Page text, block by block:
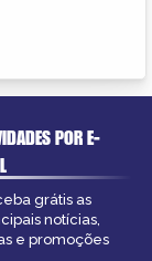
POR E-
grátis as
notícias,
e promoções